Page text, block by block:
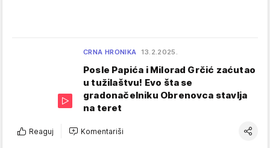
CRNA HRONIKA 13.2.2025.
Posle Papića i Milorad Grčić zaćutao
u tužilaštvu! Evo šta se
gradonačelniku Obrenovca stavlja
na teret
Reaguj Komentariši